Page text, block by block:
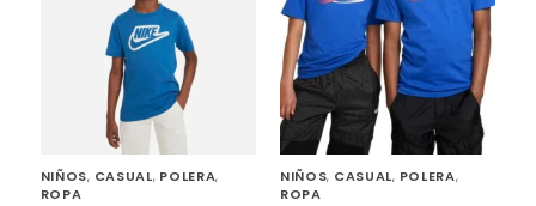
NIÑOS, CASUAL, POLERA,
ROPA
NIÑOS, CASUAL, POLERA,
ROPA